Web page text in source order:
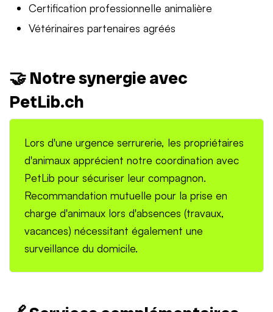
Certification professionnelle animalière
Vétérinaires partenaires agréés
🤝 Notre synergie avec
PetLib.ch
Lors d'une urgence serrurerie, les propriétaires
d'animaux apprécient notre coordination avec
PetLib pour sécuriser leur compagnon.
Recommandation mutuelle pour la prise en
charge d'animaux lors d'absences (travaux,
vacances) nécessitant également une
surveillance du domicile.